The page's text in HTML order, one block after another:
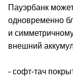
Пауэрбанк
одновременно
и
внешний
- софт-тач